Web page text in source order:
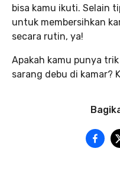
bisa kamu ikuti. Selain
untuk membersihkan
secara rutin, ya!
Apakah kamu punya
sarang debu di kamar?